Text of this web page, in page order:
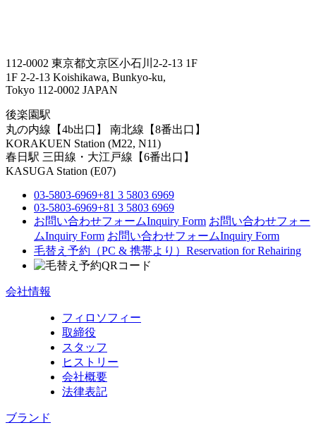
112-0002 東京都文京区小石川2-2-13 1F
1F 2-2-13 Koishikawa, Bunkyo-ku,
Tokyo 112-0002 JAPAN
後楽園駅
丸の内線【4b出口】 南北線【8番出口】
KORAKUEN Station (M22, N11)
春日駅 三田線・大江戸線【6番出口】
KASUGA Station (E07)
03-5803-6969+81 3 5803 6969
03-5803-6969+81 3 5803 6969
お問い合わせフォームInquiry Form お問い合わせフォー
ムInquiry Form お問い合わせフォームInquiry Form
毛替え予約（PC & 携帯より） Reservation for Rehairing
会社情報
フィロソフィー
取締役
スタッフ
ヒストリー
会社概要
法律表記
ブランド